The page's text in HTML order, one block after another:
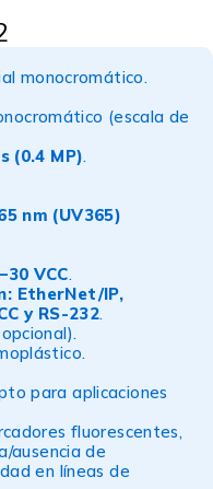
monocromático.
(escala de
(0.4 MP).
nm (UV365)
VCC.
EtherNet/IP,
y RS-232.
para aplicaciones
fluorescentes,
ausencia de
en líneas de